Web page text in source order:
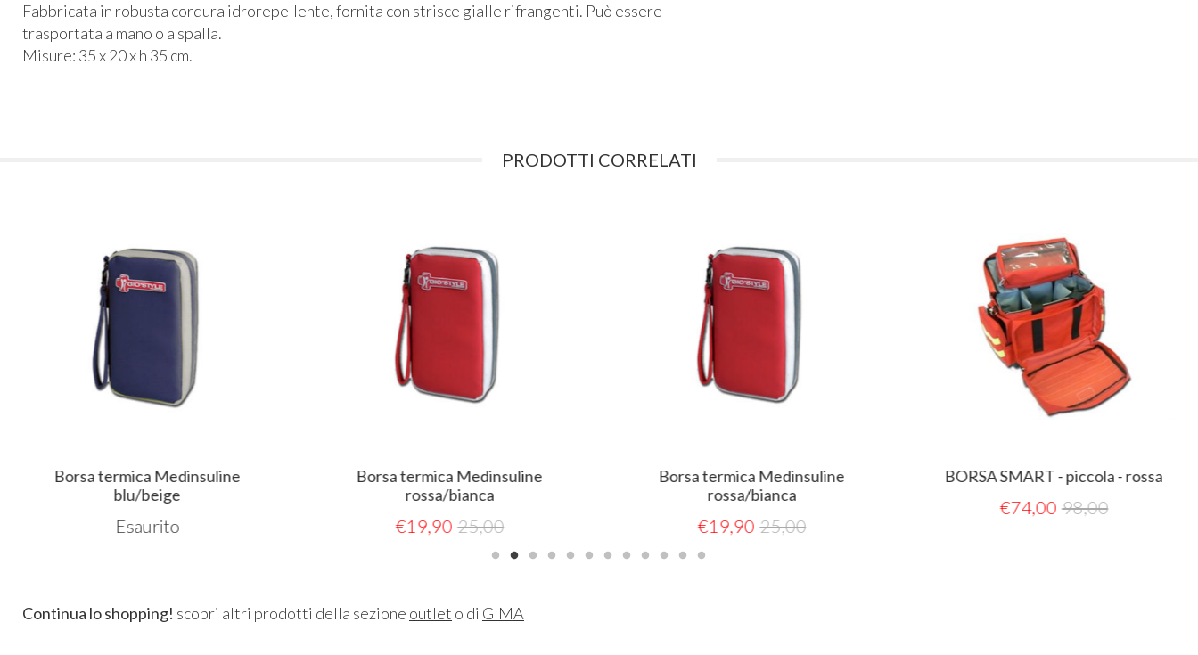
Fabbricata in robusta cordura idrorepellente, fornita con strisce gialle rifrangenti. Può essere
trasportata a mano o a spalla.
Misure: 35 x 20 x h 35 cm.
PRODOTTI CORRELATI
Borsa termica Medinsuline
blu/beige
Esaurito
Borsa termica Medinsuline
rossa/bianca
€19,90 25,00
Borsa termica Medinsuline
rossa/bianca
€19,90 25,00
BORSA SMART - piccola - rossa
€74,00 98,00
Continua lo shopping! scopri altri prodotti della sezione outlet o di GIMA